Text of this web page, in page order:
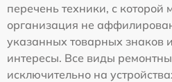
перечень техники, с
организация не
указанных товарных знаков
интересы. Все виды
исключительно на